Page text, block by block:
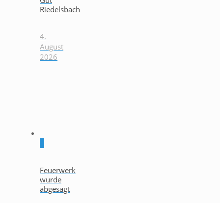
Riedelsbach
4.
August
2026
Feuerwerk
wurde
abgesagt